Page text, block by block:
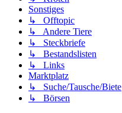
Sonstiges
↳ Offtopic
↳ Andere Tiere
↳ Steckbriefe
↳ Bestandslisten
↳ Links
Marktplatz
↳ Suche/Tausche/Biete
↳ Börsen